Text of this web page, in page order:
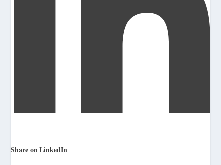
Share on LinkedIn